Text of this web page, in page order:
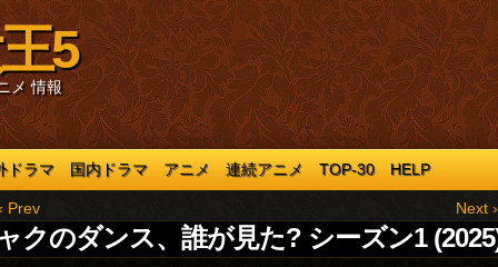
5
メ 情報
ドラマ 国内ドラマ アニメ 連続アニメ TOP-30 HELP
Prev Next ›
クのダンス、誰が見た? シーズン1